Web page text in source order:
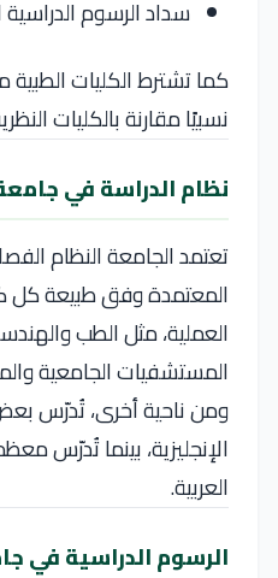
سداد الرسوم الدراسية
كما تشترط الكليات
نسبيًا مقارنة بالكليات
نظام الدراسة في
تعتمد الجامعة النظام
المعتمدة وفق طبيعة كل
العملية، مثل الطب
المستشفيات الجامعية
ومن ناحية أخرى، تُدرّس بعض
الإنجليزية، بينما تُدرّس
العربية.
الرسوم الدراسية في